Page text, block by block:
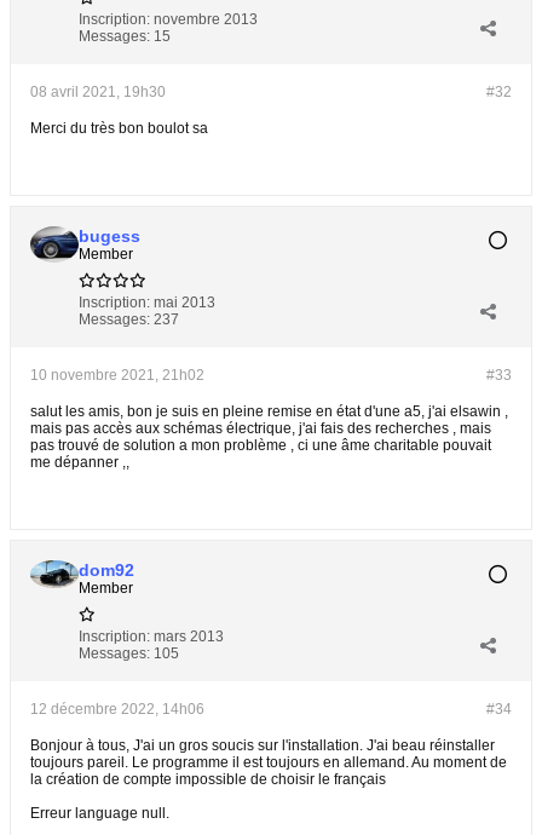
Inscription: novembre 2013
Messages: 15
#32
08 avril 2021, 19h30
Merci du très bon boulot sa
bugess
Member
Inscription: mai 2013
Messages: 237
#33
10 novembre 2021, 21h02
salut les amis, bon je suis en pleine remise en état d'une a5, j'ai elsawin ,
mais pas accès aux schémas électrique, j'ai fais des recherches , mais
pas trouvé de solution a mon problème , ci une âme charitable pouvait
me dépanner ,,
dom92
Member
Inscription: mars 2013
Messages: 105
#34
12 décembre 2022, 14h06
Bonjour à tous, J'ai un gros soucis sur l'installation. J'ai beau réinstaller
toujours pareil. Le programme il est toujours en allemand. Au moment de
la création de compte impossible de choisir le français
Erreur language null.